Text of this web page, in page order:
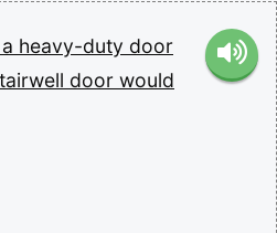
a heavy-duty door
door would